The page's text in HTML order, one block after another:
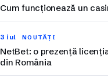
Cum funcționează un
3 iul NOUTĂȚI
NetBet: o prezență
din România